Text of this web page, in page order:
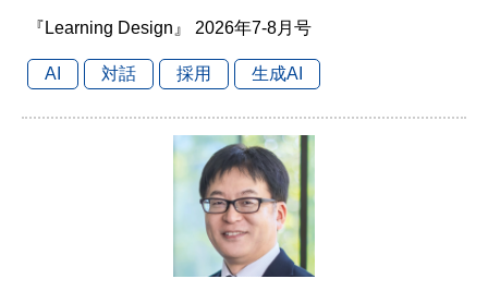
『Learning Design』 2026年7-8月号
AI 対話 採用 生成AI